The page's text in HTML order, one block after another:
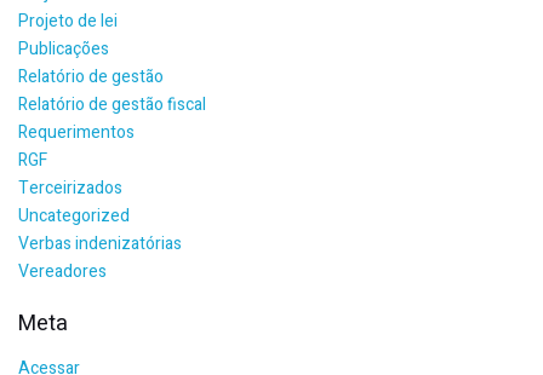
Projeto de lei
Publicações
Relatório de gestão
Relatório de gestão fiscal
Requerimentos
RGF
Terceirizados
Uncategorized
Verbas indenizatórias
Vereadores
Meta
Acessar